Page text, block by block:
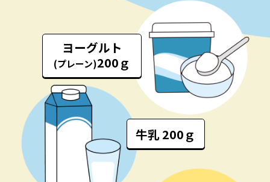
ヨーグルト
(プレーン)200ｇ
牛乳 200ｇ